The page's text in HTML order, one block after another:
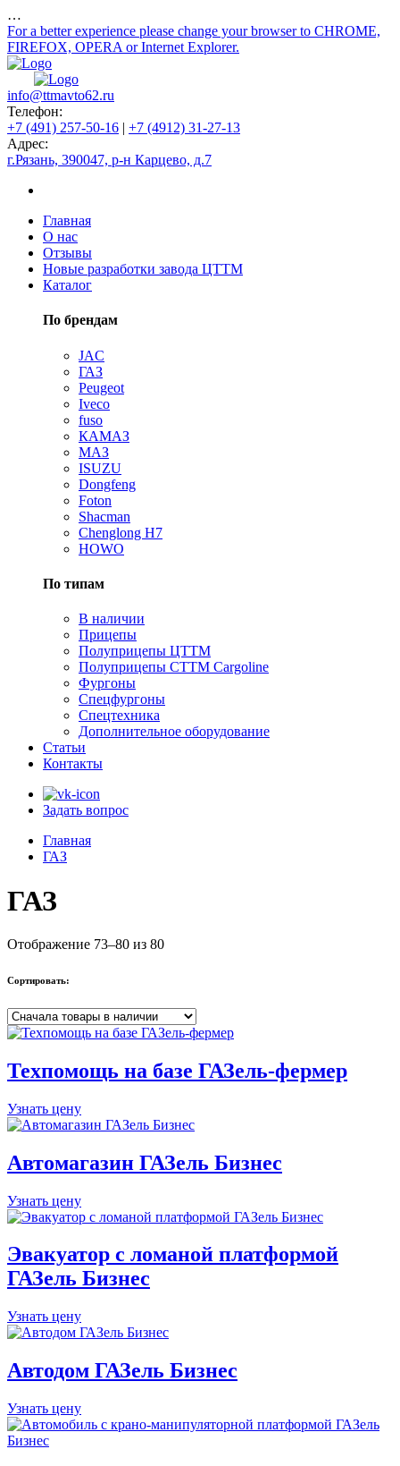
…
For a better experience please change your browser to CHROME,
FIREFOX, OPERA or Internet Explorer.
info@ttmavto62.ru
Телефон:
+7 (491) 257-50-16 | +7 (4912) 31-27-13
Адрес:
г.Рязань, 390047, р-н Карцево, д.7
Главная
О нас
Отзывы
Новые разработки завода ЦТТМ
Каталог
По брендам
JAC
ГАЗ
Peugeot
Iveco
fuso
КАМАЗ
МАЗ
ISUZU
Dongfeng
Foton
Shacman
Сhenglong H7
HOWO
По типам
В наличии
Прицепы
Полуприцепы ЦТТМ
Полуприцепы CTTM Cargoline
Фургоны
Спецфургоны
Спецтехника
Дополнительное оборудование
Статьи
Контакты
Задать вопрос
Главная
ГАЗ
ГАЗ
Отображение 73–80 из 80
Сортировать:
Техпомощь на базе ГАЗель-фермер
Узнать цену
Автомагазин ГАЗель Бизнес
Узнать цену
Эвакуатор с ломаной платформой
ГАЗель Бизнес
Узнать цену
Автодом ГАЗель Бизнес
Узнать цену